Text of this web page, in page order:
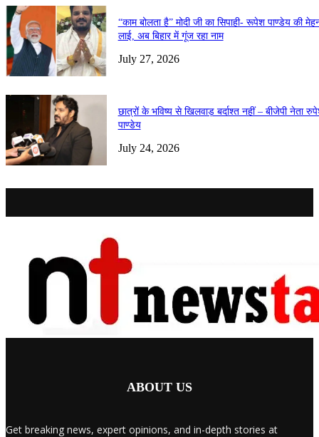
“काम बोलता है” मोदी जी का सिपाही- रूपेश पाण्डेय की
लाई, अब बिहार में गूंज रहा नाम
July 27, 2026
छात्रों के भविष्य से खिलवाड़ बर्दाश्त नहीं – बीजेपी नेता
पाण्डेय
July 24, 2026
ABOUT US
Get breaking news, expert opinions, and in-depth stories at